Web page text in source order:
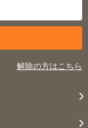
解除の方はこちら